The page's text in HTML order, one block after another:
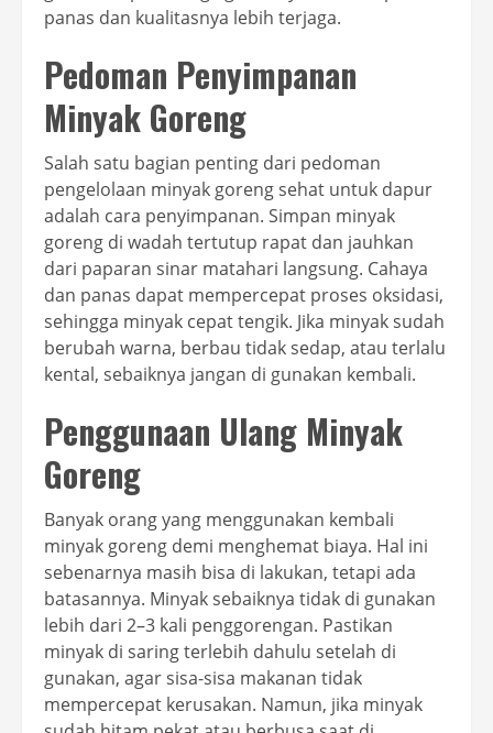
panas dan kualitasnya lebih terjaga.
Pedoman Penyimpanan
Minyak Goreng
Salah satu bagian penting dari pedoman
pengelolaan minyak goreng sehat untuk dapur
adalah cara penyimpanan. Simpan minyak
goreng di wadah tertutup rapat dan jauhkan
dari paparan sinar matahari langsung. Cahaya
dan panas dapat mempercepat proses oksidasi,
sehingga minyak cepat tengik. Jika minyak sudah
berubah warna, berbau tidak sedap, atau terlalu
kental, sebaiknya jangan di gunakan kembali.
Penggunaan Ulang Minyak
Goreng
Banyak orang yang menggunakan kembali
minyak goreng demi menghemat biaya. Hal ini
sebenarnya masih bisa di lakukan, tetapi ada
batasannya. Minyak sebaiknya tidak di gunakan
lebih dari 2–3 kali penggorengan. Pastikan
minyak di saring terlebih dahulu setelah di
gunakan, agar sisa-sisa makanan tidak
mempercepat kerusakan. Namun, jika minyak